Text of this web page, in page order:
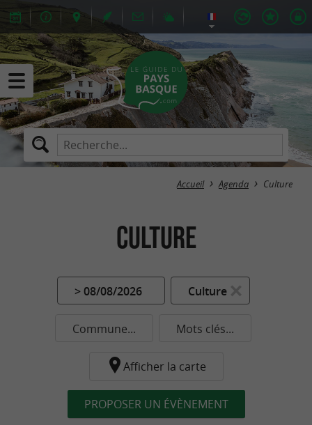
Accueil Agenda Culture
Culture
> 08/08/2026 Culture
Commune... Mots clés...
Afficher la carte
PROPOSER UN ÉVÈNEMENT